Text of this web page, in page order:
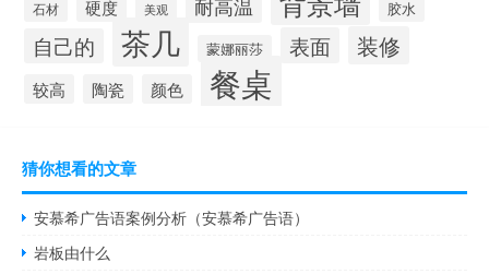
石材 硬度 美观 胶水
自己的 茶几 蒙娜丽莎 表面 装修
较高 陶瓷 颜色 餐桌
猜你想看的文章
安慕希广告语案例分析（安慕希广告语）
岩板由什么